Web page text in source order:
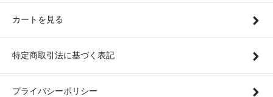
カートを見る
特定商取引法に基づく表記
プライバシーポリシー